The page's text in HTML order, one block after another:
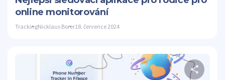
online monitorování
TrackingNicklaus Borer18. července 2024